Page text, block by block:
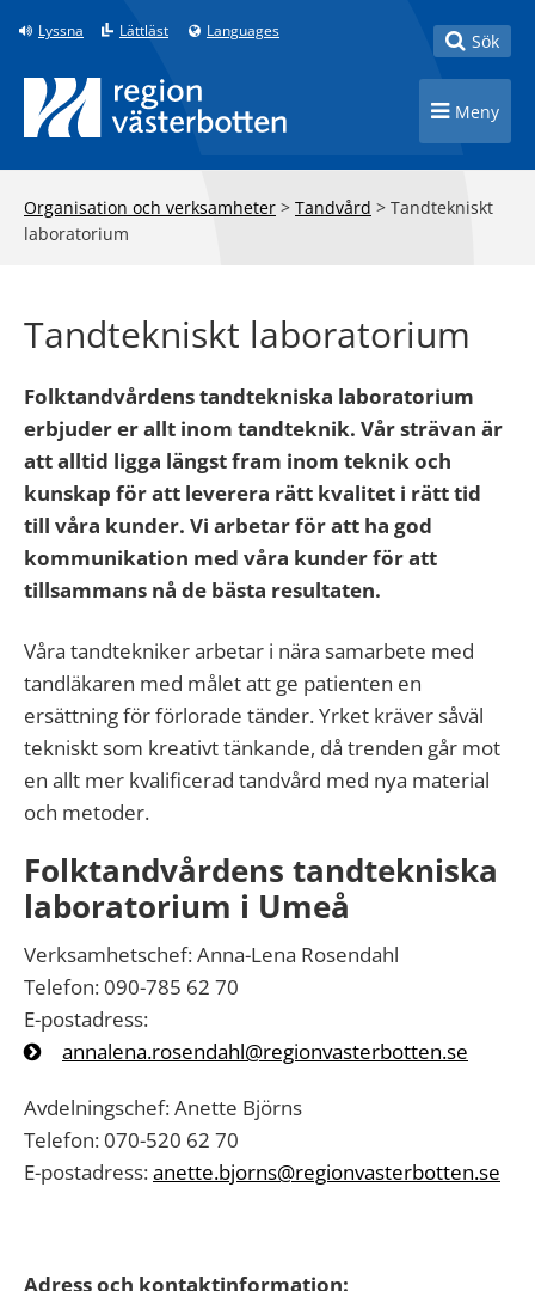
Till innehåll på sidan
Lyssna Lättläst Languages Toggle
Sök
Toggle
Meny
Organisation och verksamheter > Tandvård > Tandtekniskt
laboratorium
Tandtekniskt laboratorium
Folktandvårdens tandtekniska laboratorium
erbjuder er allt inom tandteknik. Vår strävan är
att alltid ligga längst fram inom teknik och
kunskap för att leverera rätt kvalitet i rätt tid
till våra kunder. Vi arbetar för att ha god
kommunikation med våra kunder för att
tillsammans nå de bästa resultaten.
Våra tandtekniker arbetar i nära samarbete med
tandläkaren med målet att ge patienten en
ersättning för förlorade tänder. Yrket kräver såväl
tekniskt som kreativt tänkande, då trenden går mot
en allt mer kvalificerad tandvård med nya material
och metoder.
Folktandvårdens tandtekniska
laboratorium i Umeå
Verksamhetschef: Anna-Lena Rosendahl
Telefon: 090-785 62 70
E-postadress:
annalena.rosendahl@regionvasterbotten.se
Avdelningschef: Anette Björns
Telefon: 070-520 62 70
E-postadress:anette.bjorns@regionvasterbotten.se
Adress och kontaktinformation: